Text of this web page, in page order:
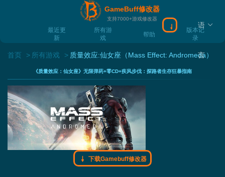
GameBuff修改器
支持7000+游戏修改器
最近更
新
所有游
戏
帮助
版本记
录
下载Gamebuff
语
言
首页 所有游戏 质量效应:仙女座（Mass Effect: Andromeda）
《质量效应：仙女座》无限弹药+零CD+疾风步伐：探路者生存狂暴指南
下载Gamebuff修改器